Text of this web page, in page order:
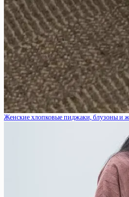
Женские хлопковые пиджаки, блузоны и